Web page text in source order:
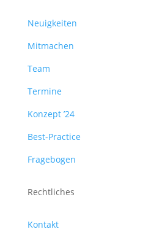
Neuigkeiten
Mitmachen
Team
Termine
Konzept ’24
Best-Practice
Fragebogen
Rechtliches
Kontakt